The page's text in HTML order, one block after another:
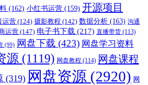
(162) 小红书运营 (159) 开源项目
运营 (124) 摄影教程 (142) 数据分析 (163) 沟通
运营 (147) 电子书下载 (217) 直播带货 (113)
(99) 网盘下载 (423) 网盘学习资料
源 (1119) 网盘教程 (114) 网盘课程
(319) 网盘资源 (2920) 网